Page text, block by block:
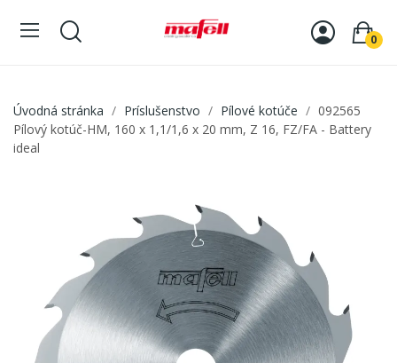
0
Úvodná stránka Príslušenstvo Pílové kotúče
092565
Pílový kotúč-HM, 160 x 1,1/1,6 x 20 mm, Z 16, FZ/FA - Battery
ideal